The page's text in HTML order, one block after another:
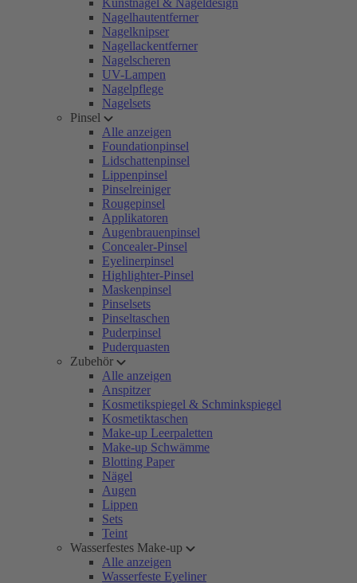
Kunstnägel & Nageldesign
Nagelhautentferner
Nagelknipser
Nagellackentferner
Nagelscheren
UV-Lampen
Nagelpflege
Nagelsets
Pinsel
Alle anzeigen
Foundationpinsel
Lidschattenpinsel
Lippenpinsel
Pinselreiniger
Rougepinsel
Applikatoren
Augenbrauenpinsel
Concealer-Pinsel
Eyelinerpinsel
Highlighter-Pinsel
Maskenpinsel
Pinselsets
Pinseltaschen
Puderpinsel
Puderquasten
Zubehör
Alle anzeigen
Anspitzer
Kosmetikspiegel & Schminkspiegel
Kosmetiktaschen
Make-up Leerpaletten
Make-up Schwämme
Blotting Paper
Nägel
Augen
Lippen
Sets
Teint
Wasserfestes Make-up
Alle anzeigen
Wasserfeste Eyeliner